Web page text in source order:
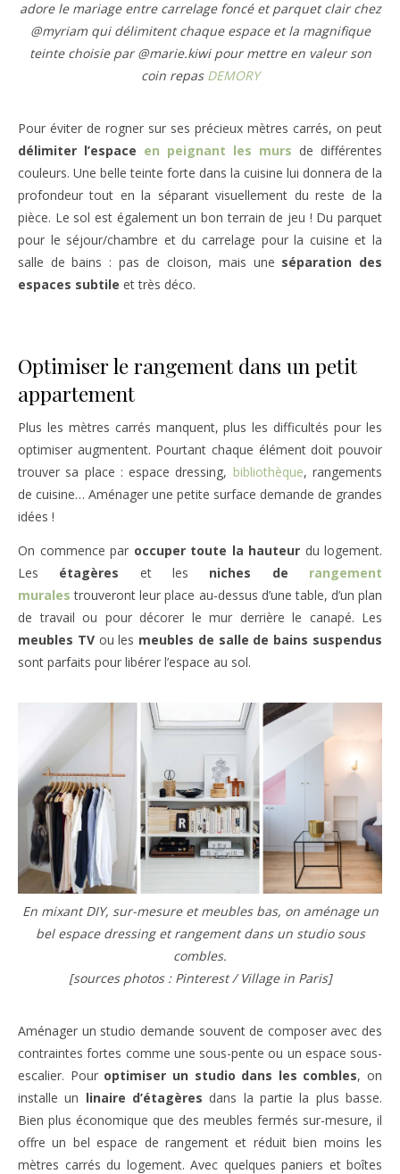
adore le mariage entre carrelage foncé et parquet clair chez
@myriam qui délimitent chaque espace et la magnifique
teinte choisie par @marie.kiwi pour mettre en valeur son
coin repas DEMORY
Pour éviter de rogner sur ses précieux mètres carrés, on peut
délimiter l’espace en peignant les murs de différentes
couleurs. Une belle teinte forte dans la cuisine lui donnera de la
profondeur tout en la séparant visuellement du reste de la
pièce. Le sol est également un bon terrain de jeu ! Du parquet
pour le séjour/chambre et du carrelage pour la cuisine et la
salle de bains : pas de cloison, mais une séparation des
espaces subtile et très déco.
Optimiser le rangement dans un petit
appartement
Plus les mètres carrés manquent, plus les difficultés pour les
optimiser augmentent. Pourtant chaque élément doit pouvoir
trouver sa place : espace dressing, bibliothèque, rangements
de cuisine… Aménager une petite surface demande de grandes
idées !
On commence par occuper toute la hauteur du logement.
Les étagères et les niches de rangement
murales trouveront leur place au-dessus d’une table, d’un plan
de travail ou pour décorer le mur derrière le canapé. Les
meubles TVou les meubles de salle de bains suspendus
sont parfaits pour libérer l’espace au sol.
En mixant DIY, sur-mesure et meubles bas, on aménage un
bel espace dressing et rangement dans un studio sous
combles.
[sources photos : Pinterest / Village in Paris]
Aménager un studio demande souvent de composer avec des
contraintes fortes comme une sous-pente ou un espace sous-
escalier. Pour optimiser un studio dans les combles, on
installe un linaire d’étagères dans la partie la plus basse.
Bien plus économique que des meubles fermés sur-mesure, il
offre un bel espace de rangement et réduit bien moins les
mètres carrés du logement. Avec quelques paniers et boîtes